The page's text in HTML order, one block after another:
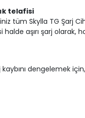
telafisi
tüm Skylla TG Şarj
aşırı şarj olarak,
dengelemek